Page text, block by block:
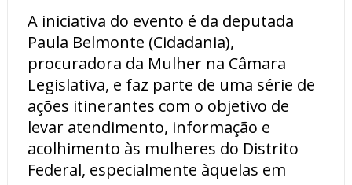
A iniciativa do evento é da deputada
Paula Belmonte (Cidadania),
procuradora da Mulher na Câmara
Legislativa, e faz parte de uma série de
ações itinerantes com o objetivo de
levar atendimento, informação e
acolhimento às mulheres do Distrito
Federal, especialmente àquelas em